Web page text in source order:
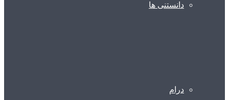
دانستنی ها
درام